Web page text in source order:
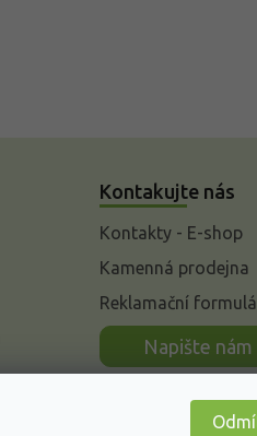
Kontakujte nás
Kontakty - E-shop
Kamenná prodejna
Reklamační
Napište nám